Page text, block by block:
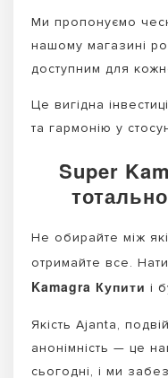
Ми пропонуємо
нашому магазині
доступним для
Це вигідна
та гармонію у
Super
Не обирайте між
отримайте все.
Kamagra Купити і
Якість Ajanta,
анонімність — це
сьогодні, і ми